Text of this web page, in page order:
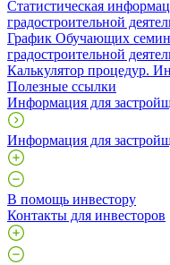
Статистическая
градостроительной
График Обучающих
градостроительной
Калькулятор процедур.
Полезные ссылки
Информация для
Информация для
В помощь инвестору
Контакты для инвесторов